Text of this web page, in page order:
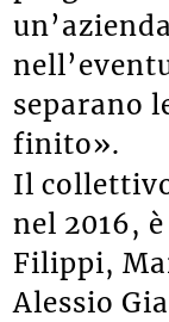
separano
finito».
Il
nel 2016,
Filippi,
Alessio